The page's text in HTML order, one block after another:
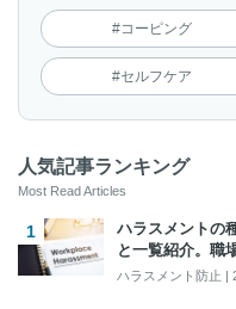
#コーピング
#セルフケア
人気記事ランキング
Most Read Articles
ハラスメントの
と一覧紹介。職
ハラスメント防止 |